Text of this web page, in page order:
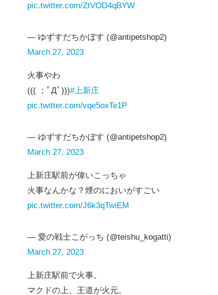
pic.twitter.com/ZtVOD4qBYW
— ゆずすだちかぼす (@antipetshop2)
March 27, 2023
火事やわ
((( ；ﾟДﾟ)))#上新庄
pic.twitter.com/vqe5oxTe1P
— ゆずすだちかぼす (@antipetshop2)
March 27, 2023
上新庄駅前が偉いこっちゃ
火事なんかな？煙のにおいがすごい
pic.twitter.com/J6k3qTwiEM
— 愛の戦士こがっち (@teishu_kogatti)
March 27, 2023
上新庄駅前で火事。
マクドの上、王道が火元。